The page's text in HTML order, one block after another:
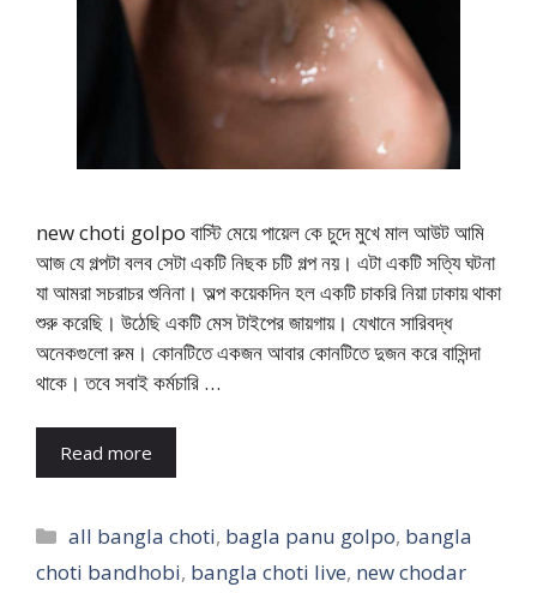
new choti golpo বাস্টি মেয়ে পায়েল কে চুদে মুখে মাল আউট আমি
আজ যে গল্পটা বলব সেটা একটি নিছক চটি গল্প নয়। এটা একটি সত্যি ঘটনা
যা আমরা সচরাচর শুনিনা। অল্প কয়েকদিন হল একটি চাকরি নিয়া ঢাকায় থাকা
শুরু করেছি। উঠেছি একটি মেস টাইপের জায়গায়। যেখানে সারিবদ্ধ
অনেকগুলো রুম। কোনটিতে একজন আবার কোনটিতে দুজন করে বাসিন্দা
থাকে। তবে সবাই কর্মচারি …
Read more
Categories
all bangla choti, bagla panu golpo, bangla
choti bandhobi, bangla choti live, new chodar